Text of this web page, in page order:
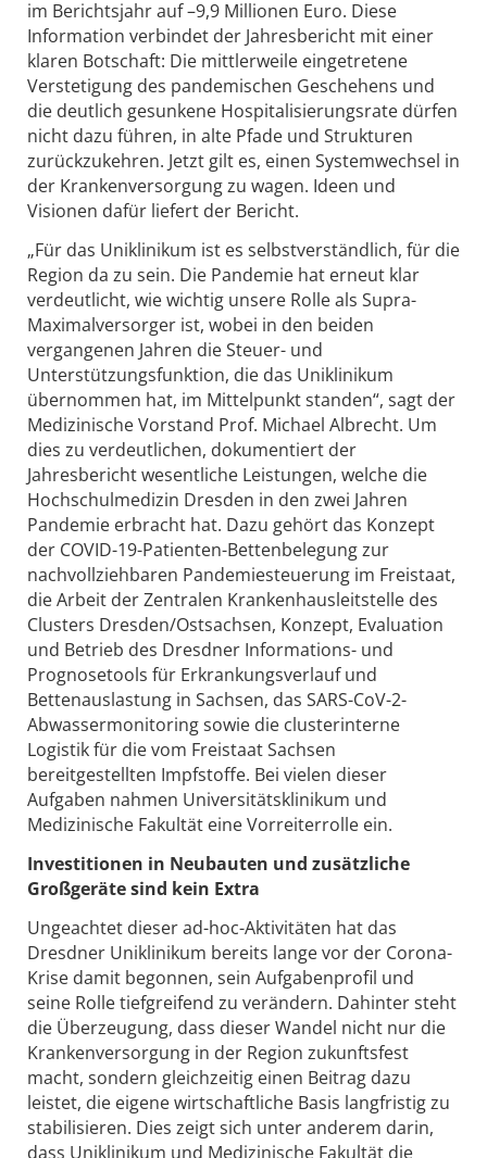
im Berichtsjahr auf –9,9 Millionen Euro. Diese
Information verbindet der Jahresbericht mit einer
klaren Botschaft: Die mittlerweile eingetretene
Verstetigung des pandemischen Geschehens und
die deutlich gesunkene Hospitalisierungsrate dürfen
nicht dazu führen, in alte Pfade und Strukturen
zurückzukehren. Jetzt gilt es, einen Systemwechsel in
der Krankenversorgung zu wagen. Ideen und
Visionen dafür liefert der Bericht.
„Für das Uniklinikum ist es selbstverständlich, für die
Region da zu sein. Die Pandemie hat erneut klar
verdeutlicht, wie wichtig unsere Rolle als Supra-
Maximalversorger ist, wobei in den beiden
vergangenen Jahren die Steuer- und
Unterstützungsfunktion, die das Uniklinikum
übernommen hat, im Mittelpunkt standen“, sagt der
Medizinische Vorstand Prof. Michael Albrecht. Um
dies zu verdeutlichen, dokumentiert der
Jahresbericht wesentliche Leistungen, welche die
Hochschulmedizin Dresden in den zwei Jahren
Pandemie erbracht hat. Dazu gehört das Konzept
der COVID-19-Patienten-Bettenbelegung zur
nachvollziehbaren Pandemiesteuerung im Freistaat,
die Arbeit der Zentralen Krankenhausleitstelle des
Clusters Dresden/Ostsachsen, Konzept, Evaluation
und Betrieb des Dresdner Informations- und
Prognosetools für Erkrankungsverlauf und
Bettenauslastung in Sachsen, das SARS-CoV-2-
Abwassermonitoring sowie die clusterinterne
Logistik für die vom Freistaat Sachsen
bereitgestellten Impfstoffe. Bei vielen dieser
Aufgaben nahmen Universitätsklinikum und
Medizinische Fakultät eine Vorreiterrolle ein.
Investitionen in Neubauten und zusätzliche
Großgeräte sind kein Extra
Ungeachtet dieser ad-hoc-Aktivitäten hat das
Dresdner Uniklinikum bereits lange vor der Corona-
Krise damit begonnen, sein Aufgabenprofil und
seine Rolle tiefgreifend zu verändern. Dahinter steht
die Überzeugung, dass dieser Wandel nicht nur die
Krankenversorgung in der Region zukunftsfest
macht, sondern gleichzeitig einen Beitrag dazu
leistet, die eigene wirtschaftliche Basis langfristig zu
stabilisieren. Dies zeigt sich unter anderem darin,
dass Uniklinikum und Medizinische Fakultät die